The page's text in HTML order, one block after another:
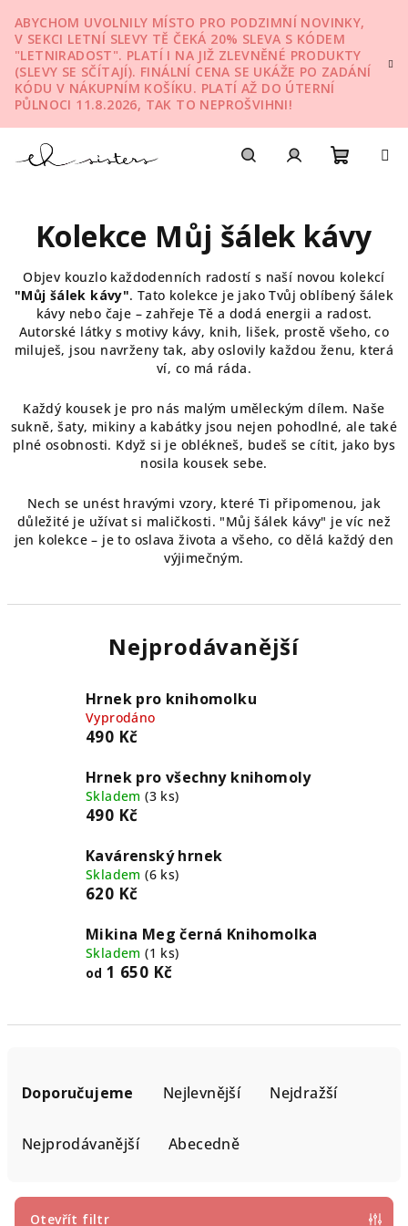
na
obsah
ABYCHOM UVOLNILY MÍSTO PRO PODZIMNÍ NOVINKY,
V SEKCI LETNÍ SLEVY TĚ ČEKÁ 20% SLEVA S KÓDEM
"LETNIRADOST". PLATÍ I NA JIŽ ZLEVNĚNÉ PRODUKTY
(SLEVY SE SČÍTAJÍ). FINÁLNÍ CENA SE UKÁŽE PO ZADÁNÍ
KÓDU V NÁKUPNÍM KOŠÍKU. PLATÍ AŽ DO ÚTERNÍ
PŮLNOCI 11.8.2026, TAK TO NEPROŠVIHNI!
košík
Kolekce Můj šálek kávy
Objev kouzlo každodenních radostí s naší novou kolekcí
"Můj šálek kávy". Tato kolekce je jako Tvůj oblíbený šálek
kávy nebo čaje – zahřeje Tě a dodá energii a radost.
Autorské látky s motivy kávy, knih, lišek, prostě všeho, co
miluješ, jsou navrženy tak, aby oslovily každou ženu, která
ví, co má ráda.
Každý kousek je pro nás malým uměleckým dílem. Naše
sukně, šaty, mikiny a kabátky jsou nejen pohodlné, ale také
plné osobnosti. Když si je oblékneš, budeš se cítit, jako bys
nosila kousek sebe.
Nech se unést hravými vzory, které Ti připomenou, jak
důležité je užívat si maličkosti. "Můj šálek kávy" je víc než
jen kolekce – je to oslava života a všeho, co dělá každý den
výjimečným.
Nejprodávanější
Hrnek pro knihomolku
Vyprodáno
490 Kč
Hrnek pro všechny knihomoly
Skladem(3 ks)
490 Kč
Kavárenský hrnek
Skladem(6 ks)
620 Kč
Mikina Meg černá Knihomolka
Skladem(1 ks)
od 1 650 Kč
Doporučujeme Nejlevnější Nejdražší
Nejprodávanější Abecedně
Otevřít filtr